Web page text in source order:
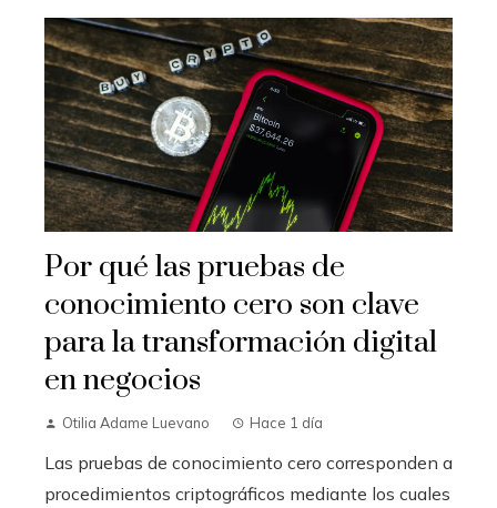
Por qué las pruebas de
conocimiento cero son clave
para la transformación digital
en negocios
Otilia Adame Luevano Hace 1 día
Las pruebas de conocimiento cero corresponden a
procedimientos criptográficos mediante los cuales